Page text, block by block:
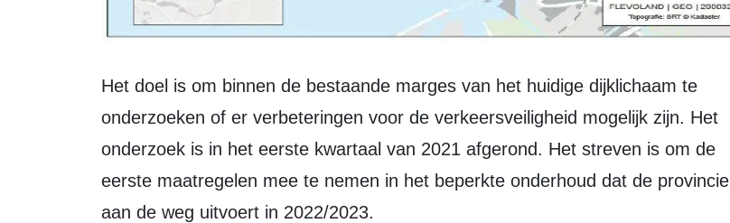
Het doel is om binnen de bestaande marges van het huidige dijklichaam te
onderzoeken of er verbeteringen voor de verkeersveiligheid mogelijk zijn. Het
onderzoek is in het eerste kwartaal van 2021 afgerond. Het streven is om de
eerste maatregelen mee te nemen in het beperkte onderhoud dat de provincie
aan de weg uitvoert in 2022/2023.